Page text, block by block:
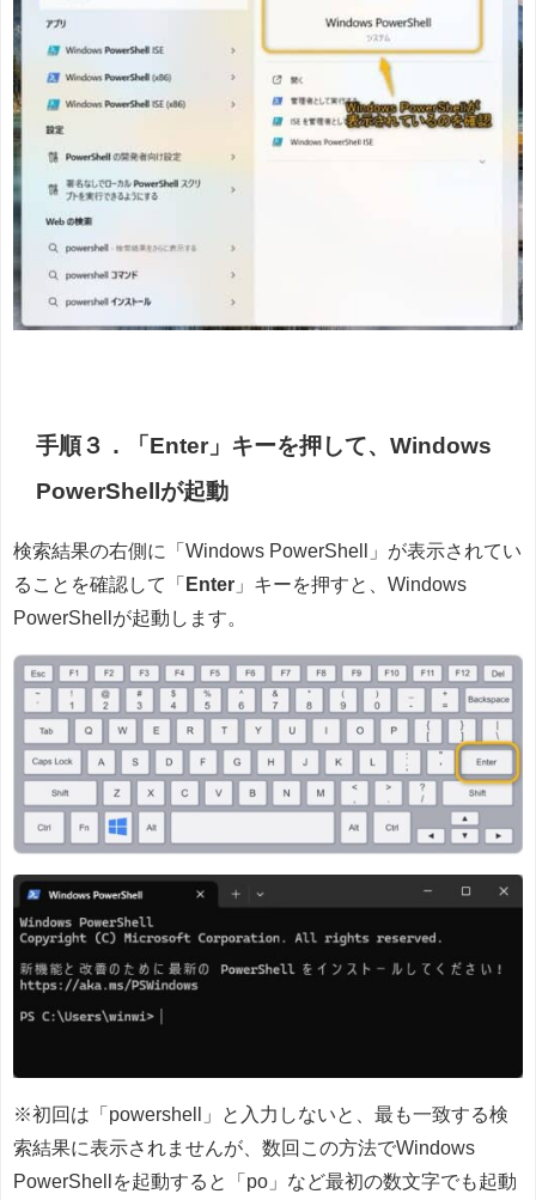
手順３．「Enter」キーを押して、Windows
PowerShellが起動
検索結果の右側に「Windows PowerShell」が表示されてい
ることを確認して「 Enter 」キーを押すと、Windows
PowerShellが起動します。
※初回は「powershell」と入力しないと、最も一致する検
索結果に表示されませんが、数回この方法でWindows
PowerShellを起動すると「po」など最初の数文字でも起動